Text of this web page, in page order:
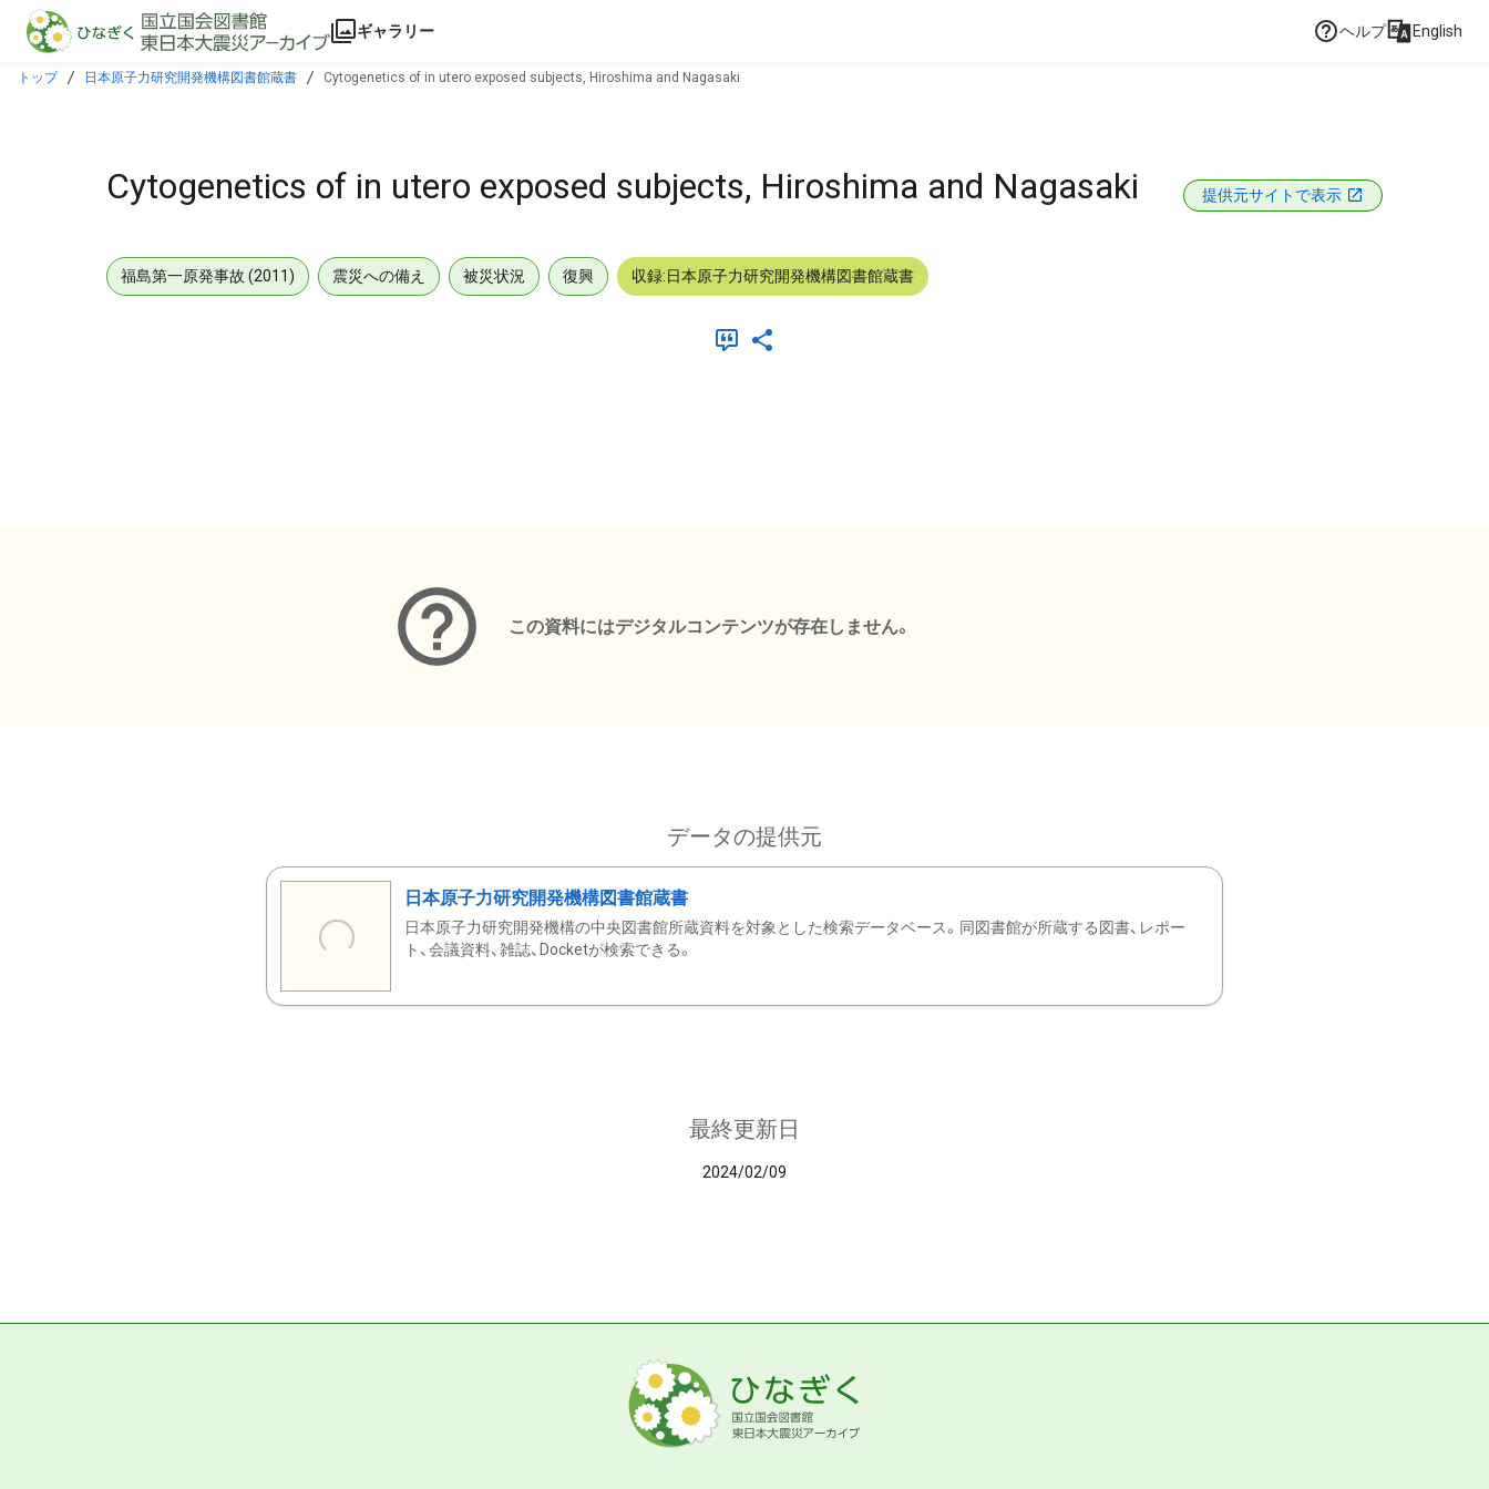
本文に飛ぶ
ギャラリー ヘルプ English
トップ 日本原子力研究開発機構図書館蔵書 Cytogenetics of in utero exposed subjects, Hiroshima and Nagasaki
Cytogenetics of in utero exposed subjects, Hiroshima and Nagasaki 提供元サイトで表示
福島第一原発事故 (2011) 震災への備え 被災状況 復興 収録:日本原子力研究開発機構図書館蔵書
この資料にはデジタルコンテンツが存在しません。
データの提供元
日本原子力研究開発機構図書館蔵書
日本原子力研究開発機構の中央図書館所蔵資料を対象とした検索データベース。同図書館が所蔵する図書、レポー
ト、会議資料、雑誌、Docketが検索できる。
最終更新日
2024/02/09